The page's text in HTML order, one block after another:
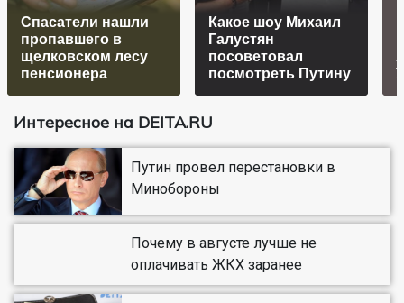
Спасатели нашли
пропавшего в
щелковском лесу
пенсионера
Какое шоу Михаил
Галустян
посоветовал
посмотреть Путину
Интересное на DEITA.RU
Путин провел перестановки в
Минобороны
Почему в августе лучше не
оплачивать ЖКХ заранее